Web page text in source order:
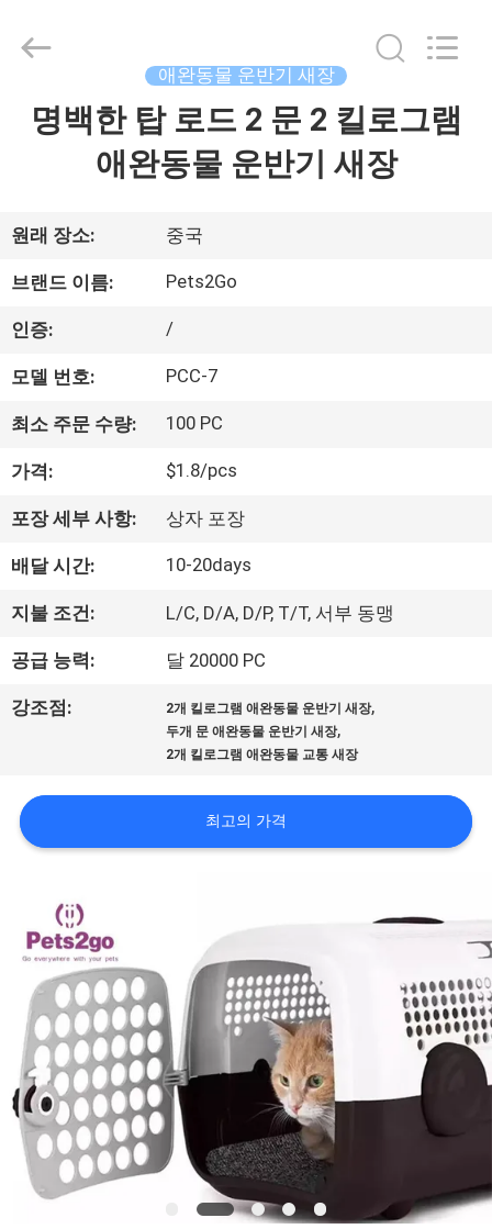
품
우
리
하
여
공
장
여
연
세
요
인
용
문
2020
Pets2Go
Trading
애완동물 운반기 새장
명백한 탑 로드 2 문 2 킬로그램
애완동물 운반기 새장
원래 장소: 중국
브랜드 이름: Pets2Go
인증: /
모델 번호: PCC-7
최소 주문 수량: 100 PC
가격: $1.8/pcs
포장 세부 사항: 상자 포장
배달 시간: 10-20days
지불 조건: L/C, D/A, D/P, T/T, 서부 동맹
공급 능력: 달 20000 PC
강조점: 2개 킬로그램 애완동물 운반기 새장,
두개 문 애완동물 운반기 새장,
2개 킬로그램 애완동물 교통 새장
최고의 가격